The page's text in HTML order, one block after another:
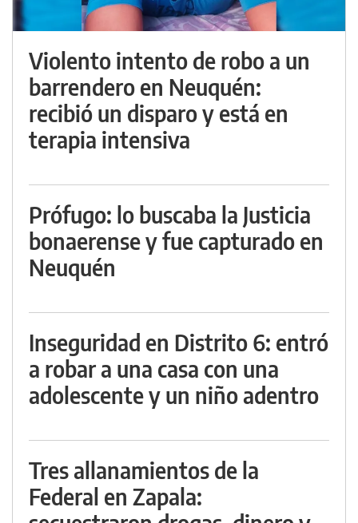
Violento intento de robo a un
barrendero en Neuquén:
recibió un disparo y está en
terapia intensiva
Prófugo: lo buscaba la Justicia
bonaerense y fue capturado en
Neuquén
Inseguridad en Distrito 6: entró
a robar a una casa con una
adolescente y un niño adentro
Tres allanamientos de la
Federal en Zapala: